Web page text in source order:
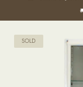
SOLD